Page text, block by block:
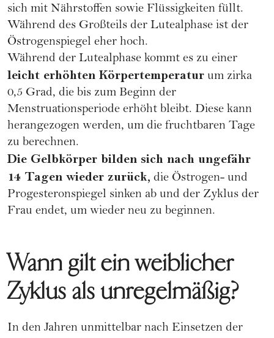
sich mit Nährstoffen sowie Flüssigkeiten füllt.
Während des Großteils der Lutealphase ist der
Östrogenspiegel eher hoch.
Während der Lutealphase kommt es zu einer
leicht erhöhten Körpertemperatur um zirka
0,5 Grad, die bis zum Beginn der
Menstruationsperiode erhöht bleibt. Diese kann
herangezogen werden, um die fruchtbaren Tage
zu berechnen.
Die Gelbkörper bilden sich nach ungefähr
14 Tagen wieder zurück, die Östrogen- und
Progesteronspiegel sinken ab und der Zyklus der
Frau endet, um wieder neu zu beginnen.
Wann gilt ein weiblicher
Zyklus als unregelmäßig?
In den Jahren unmittelbar nach Einsetzen der